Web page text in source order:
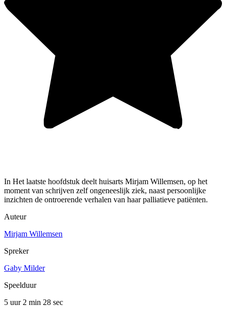
In Het laatste hoofdstuk deelt huisarts Mirjam Willemsen, op het
moment van schrijven zelf ongeneeslijk ziek, naast persoonlijke
inzichten de ontroerende verhalen van haar palliatieve patiënten.
Auteur
Mirjam Willemsen
Spreker
Gaby Milder
Speelduur
5 uur 2 min 28 sec